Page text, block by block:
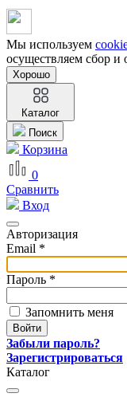
Мы используем
осуществляем сбор и
Хорошо
Каталог
Поиск
Корзина
0
Сравнить
Вход
Авторизация
Email *
Пароль *
Запомнить меня
Забыли пароль?
Зарегистрироваться
Каталог